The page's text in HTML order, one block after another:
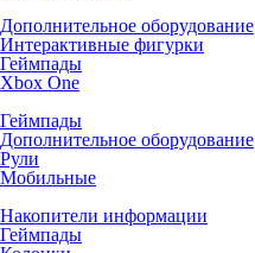
Дополнительное оборудование
Интерактивные фигурки
Геймпады
Xbox One
Геймпады
Дополнительное оборудование
Рули
Мобильные
Накопители информации
Геймпады